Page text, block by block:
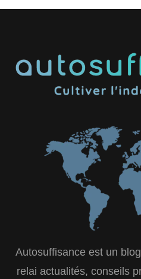
Autosuffisance est un
relai actualités, conseils